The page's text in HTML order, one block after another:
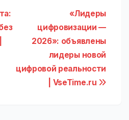
«Лидеры
цифровизации —
2026»: объявлены
лидеры новой
цифровой реальности
| VseTime.ru